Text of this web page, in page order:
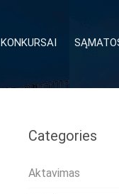
KONKURSAI
Categories
Aktavimas